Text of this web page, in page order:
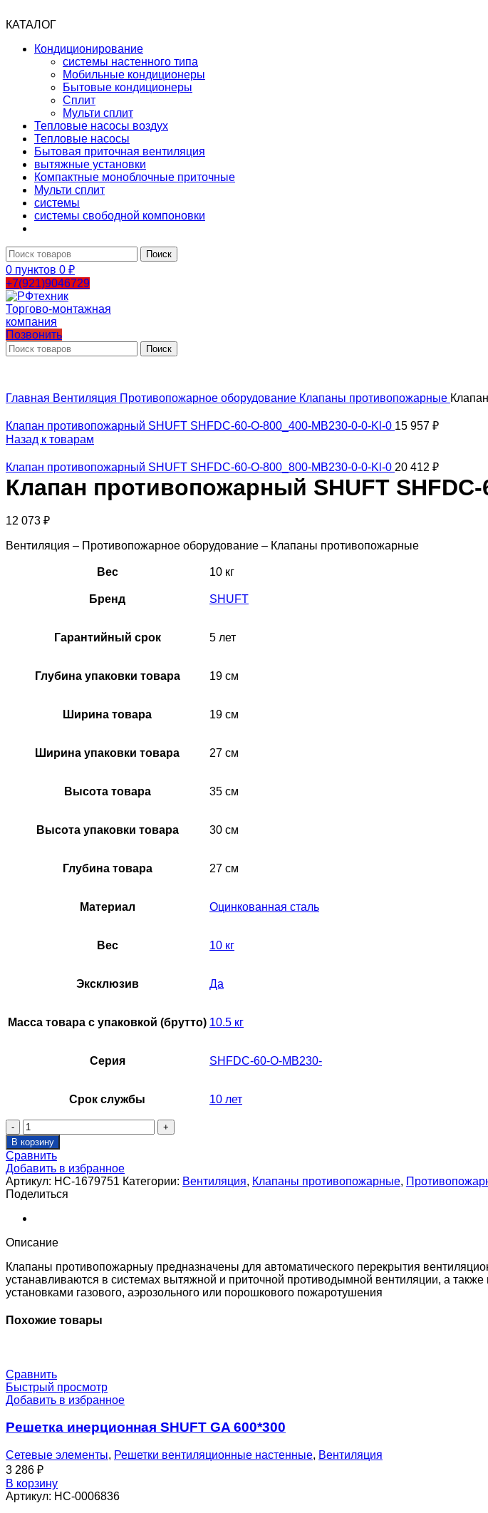
КАТАЛОГ
Кондиционирование
системы настенного типа
Мобильные кондиционеры
Бытовые кондиционеры
Сплит
Мульти сплит
Тепловые насосы воздух
Тепловые насосы
Бытовая приточная вентиляция
вытяжные установки
Компактные моноблочные приточные
Мульти сплит
системы
системы свободной компоновки
Поиск
0 пунктов 0 ₽
+7(921)9046729
Позвонить
Поиск
Главная Вентиляция Противопожарное оборудование Клапаны противопожарные
Клапан противопожарный SHUFT SHFDC-60-O-800_400-MB230-0-0-Kl-0 15 957 ₽
Назад к товарам
Клапан противопожарный SHUFT SHFDC-60-O-800_800-MB230-0-0-Kl-0 20 412 ₽
Клапан противопожарный SHUFT
12 073 ₽
Вентиляция – Противопожарное оборудование – Клапаны противопожарные
Вес 10 кг
Бренд SHUFT
Гарантийный срок 5 лет
Глубина упаковки товара 19 см
Ширина товара 19 см
Ширина упаковки товара 27 см
Высота товара 35 см
Высота упаковки товара 30 см
Глубина товара 27 см
Материал Оцинкованная сталь
Вес 10 кг
Эксклюзив Да
Масса товара с упаковкой (брутто) 10.5 кг
Серия SHFDC-60-O-MB230-
Срок службы 10 лет
Количество
товара
Клапан
противопожарный
SHUFT
SHFDC-
60-
O-
MB230-
0-
Kk-
0
В корзину
Сравнить
Добавить в избранное
Артикул: НС-1679751 Категории: Вентиляция, Клапаны противопожарные,
Поделиться
Описание
Клапаны противопожарныу предназначены для автоматического перекрытия
устанавливаются в системах вытяжной и приточной противодымной вентиляции, а
установками газового, аэрозольного или порошкового пожаротушения
Похожие товары
Сравнить
Быстрый просмотр
Добавить в избранное
Решетка инерционная SHUFT GA 600*300
Сетевые элементы, Решетки вентиляционные настенные, Вентиляция
3 286 ₽
В корзину
Артикул: НС-0006836